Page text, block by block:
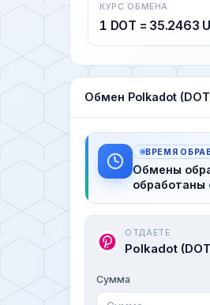
КУРС ОБМЕНА
1 DOT = 35.2463
Обмен Polkadot
ВРЕМЯ
Обмены
обработаны
ОТДАЕТЕ
Polkadot
Сумма